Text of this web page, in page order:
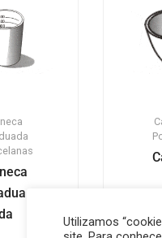
Utilizamos